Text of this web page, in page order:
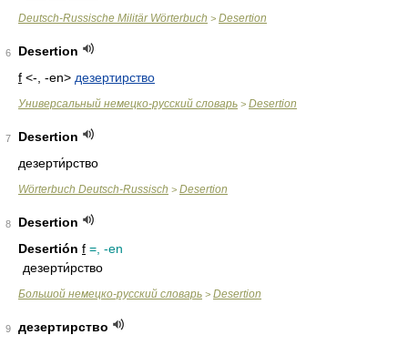
Deutsch-Russische Militär Wörterbuch > Desertion
6
Desertion
f <-, -en> дезертирство
Универсальный немецко-русский словарь > Desertion
7
Desertion
дезерти́рство
Wörterbuch Deutsch-Russisch > Desertion
8
Desertion
Desertión f =, -en
дезерти́рство
Большой немецко-русский словарь > Desertion
9
дезертирство